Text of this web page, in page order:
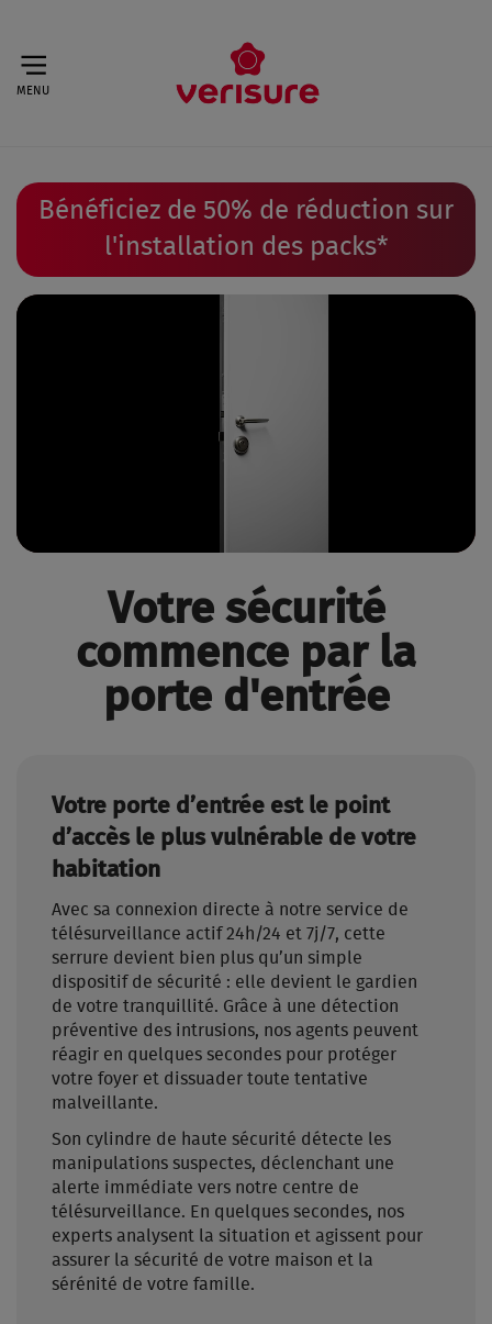
MENU
Bénéficiez de 50% de réduction sur
l'installation des packs*
Votre sécurité
commence par la
porte d'entrée
Votre porte d’entrée est le point
d’accès le plus vulnérable de votre
habitation
Avec sa connexion directe à notre service de
télésurveillance actif 24h/24 et 7j/7, cette
serrure devient bien plus qu’un simple
dispositif de sécurité : elle devient le gardien
de votre tranquillité. Grâce à une détection
préventive des intrusions, nos agents peuvent
réagir en quelques secondes pour protéger
votre foyer et dissuader toute tentative
malveillante.
Son cylindre de haute sécurité détecte les
manipulations suspectes, déclenchant une
alerte immédiate vers notre centre de
télésurveillance. En quelques secondes, nos
experts analysent la situation et agissent pour
assurer la sécurité de votre maison et la
sérénité de votre famille.